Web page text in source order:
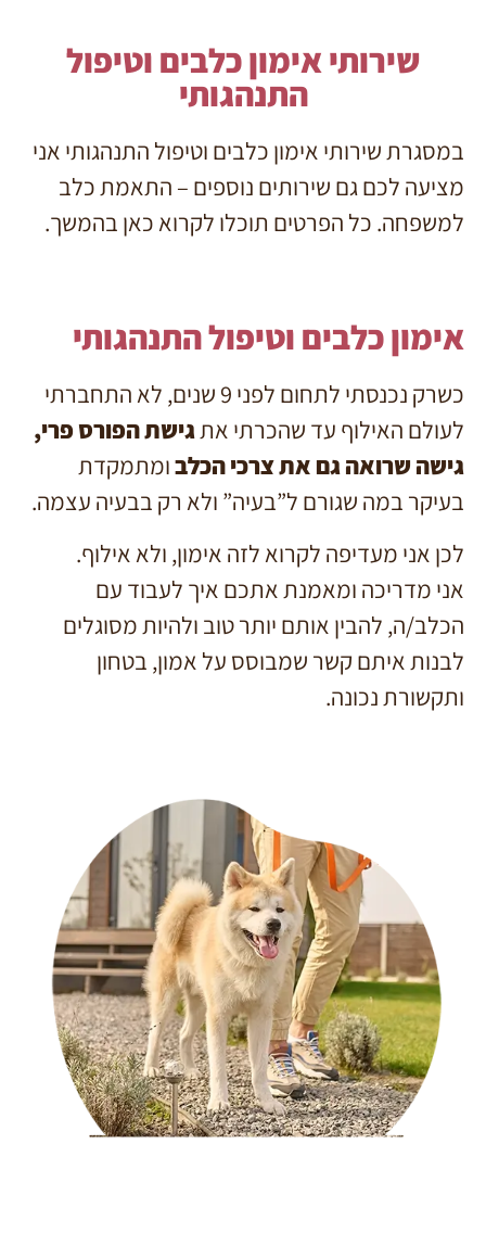
שירותי אימון כלבים וטיפול
התנהגותי
במסגרת שירותי אימון כלבים וטיפול התנהגותי אני
מציעה לכם גם שירותים נוספים – התאמת כלב
למשפחה. כל הפרטים תוכלו לקרוא כאן בהמשך.
אימון כלבים וטיפול התנהגותי
כשרק נכנסתי לתחום לפני 9 שנים, לא התחברתי
לעולם האילוף עד שהכרתי אתגישת הפורס פרי,
גישה שרואה גם את צרכי הכלבומתמקדת
בעיקר במה שגורם ל”בעיה” ולא רק בבעיה עצמה.
לכן אני מעדיפה לקרוא לזה אימון, ולא אילוף.
אני מדריכה ומאמנת אתכם איך לעבוד עם
הכלב/ה, להבין אותם יותר טוב ולהיות מסוגלים
לבנות איתם קשר שמבוסס על אמון, בטחון
ותקשורת נכונה.